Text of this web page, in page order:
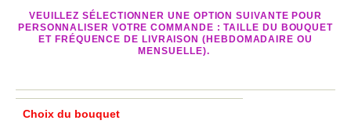
VEUILLEZ SÉLECTIONNER UNE OPTION SUIVANTE POUR
PERSONNALISER VOTRE COMMANDE : TAILLE DU BOUQUET
ET FRÉQUENCE DE LIVRAISON (HEBDOMADAIRE OU
MENSUELLE).
Choix du bouquet